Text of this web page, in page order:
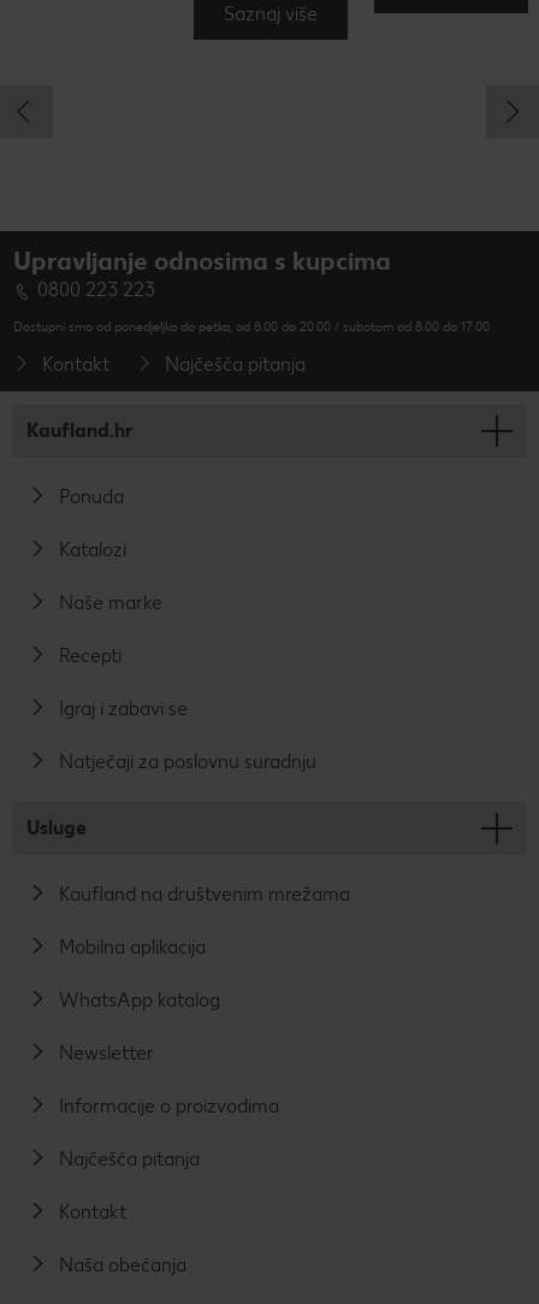
Saznaj više
Upravljanje odnosima s kupcima
0800 223 223
Dostupni smo od ponedjeljka do petka, od 8.00 do 20.00 / subotom od 8.00 do 17.00
Kontakt Najčešća pitanja
Kaufland.hr
Ponuda
Katalozi
Naše marke
Recepti
Igraj i zabavi se
Natječaji za poslovnu suradnju
Usluge
Kaufland na društvenim mrežama
Mobilna aplikacija
WhatsApp katalog
Newsletter
Informacije o proizvodima
Najčešća pitanja
Kontakt
Naša obećanja